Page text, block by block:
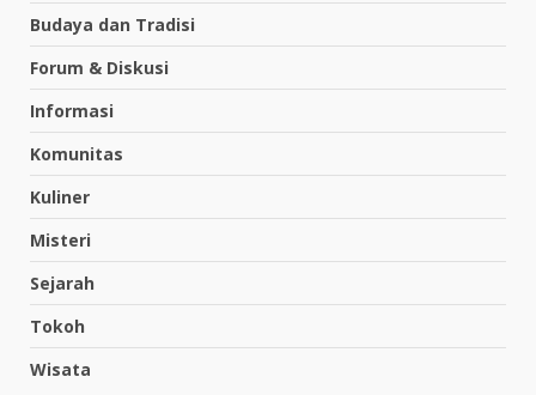
Budaya dan Tradisi
Forum & Diskusi
Informasi
Komunitas
Kuliner
Misteri
Sejarah
Tokoh
Wisata